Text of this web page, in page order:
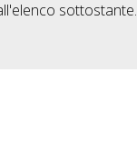
sottostante.